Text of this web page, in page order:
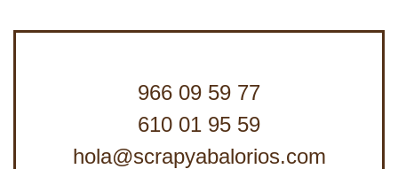
966 09 59 77
610 01 95 59
hola@scrapyabalorios.com